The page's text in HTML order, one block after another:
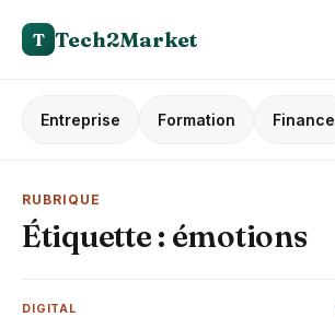
T Tech2Market
Entreprise Formation Finance
RUBRIQUE
Étiquette : émotions
DIGITAL